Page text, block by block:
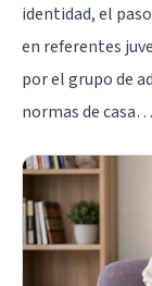
identidad, el
en referentes
por el grupo de
normas de casa…